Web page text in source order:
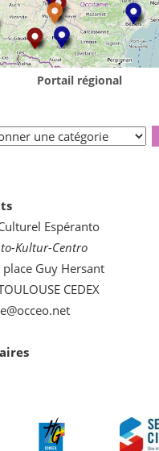
Portail régional
Espéranto
Kultur-Centro
Guy Hersant
CEDEX